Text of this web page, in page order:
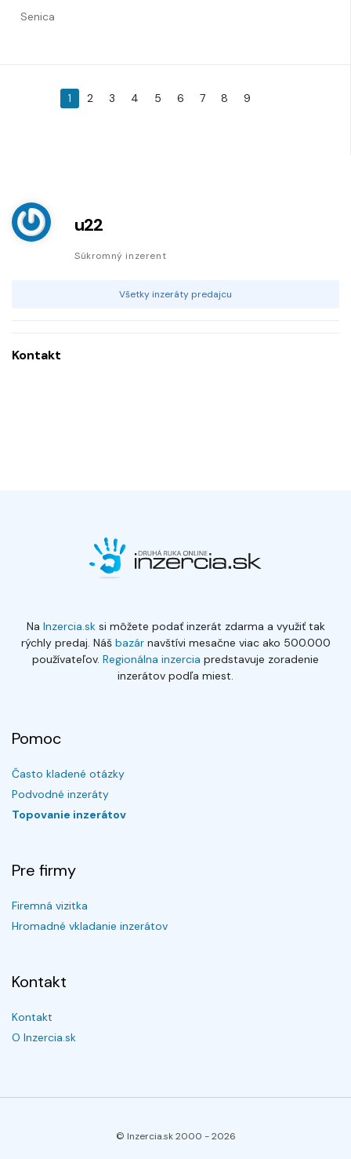
Senica
1 2 3 4 5 6 7 8 9
u22
Súkromný inzerent
Všetky inzeráty predajcu
Kontakt
Na Inzercia.sksi môžete podať inzerát zdarma a využiť tak
rýchly predaj. Náš bazárnavštívi mesačne viac ako 500.000
používateľov. Regionálna inzercia predstavuje zoradenie
inzerátov podľa miest.
Pomoc
Často kladené otázky
Podvodné inzeráty
Topovanie inzerátov
Pre firmy
Firemná vizitka
Hromadné vkladanie inzerátov
Kontakt
Kontakt
O Inzercia.sk
© Inzercia.sk 2000 -2026